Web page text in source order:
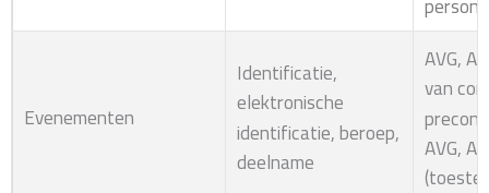
Evenementen
Identificatie,
elektronische
identificatie, beroep,
deelname
AVG,
van
AVG,